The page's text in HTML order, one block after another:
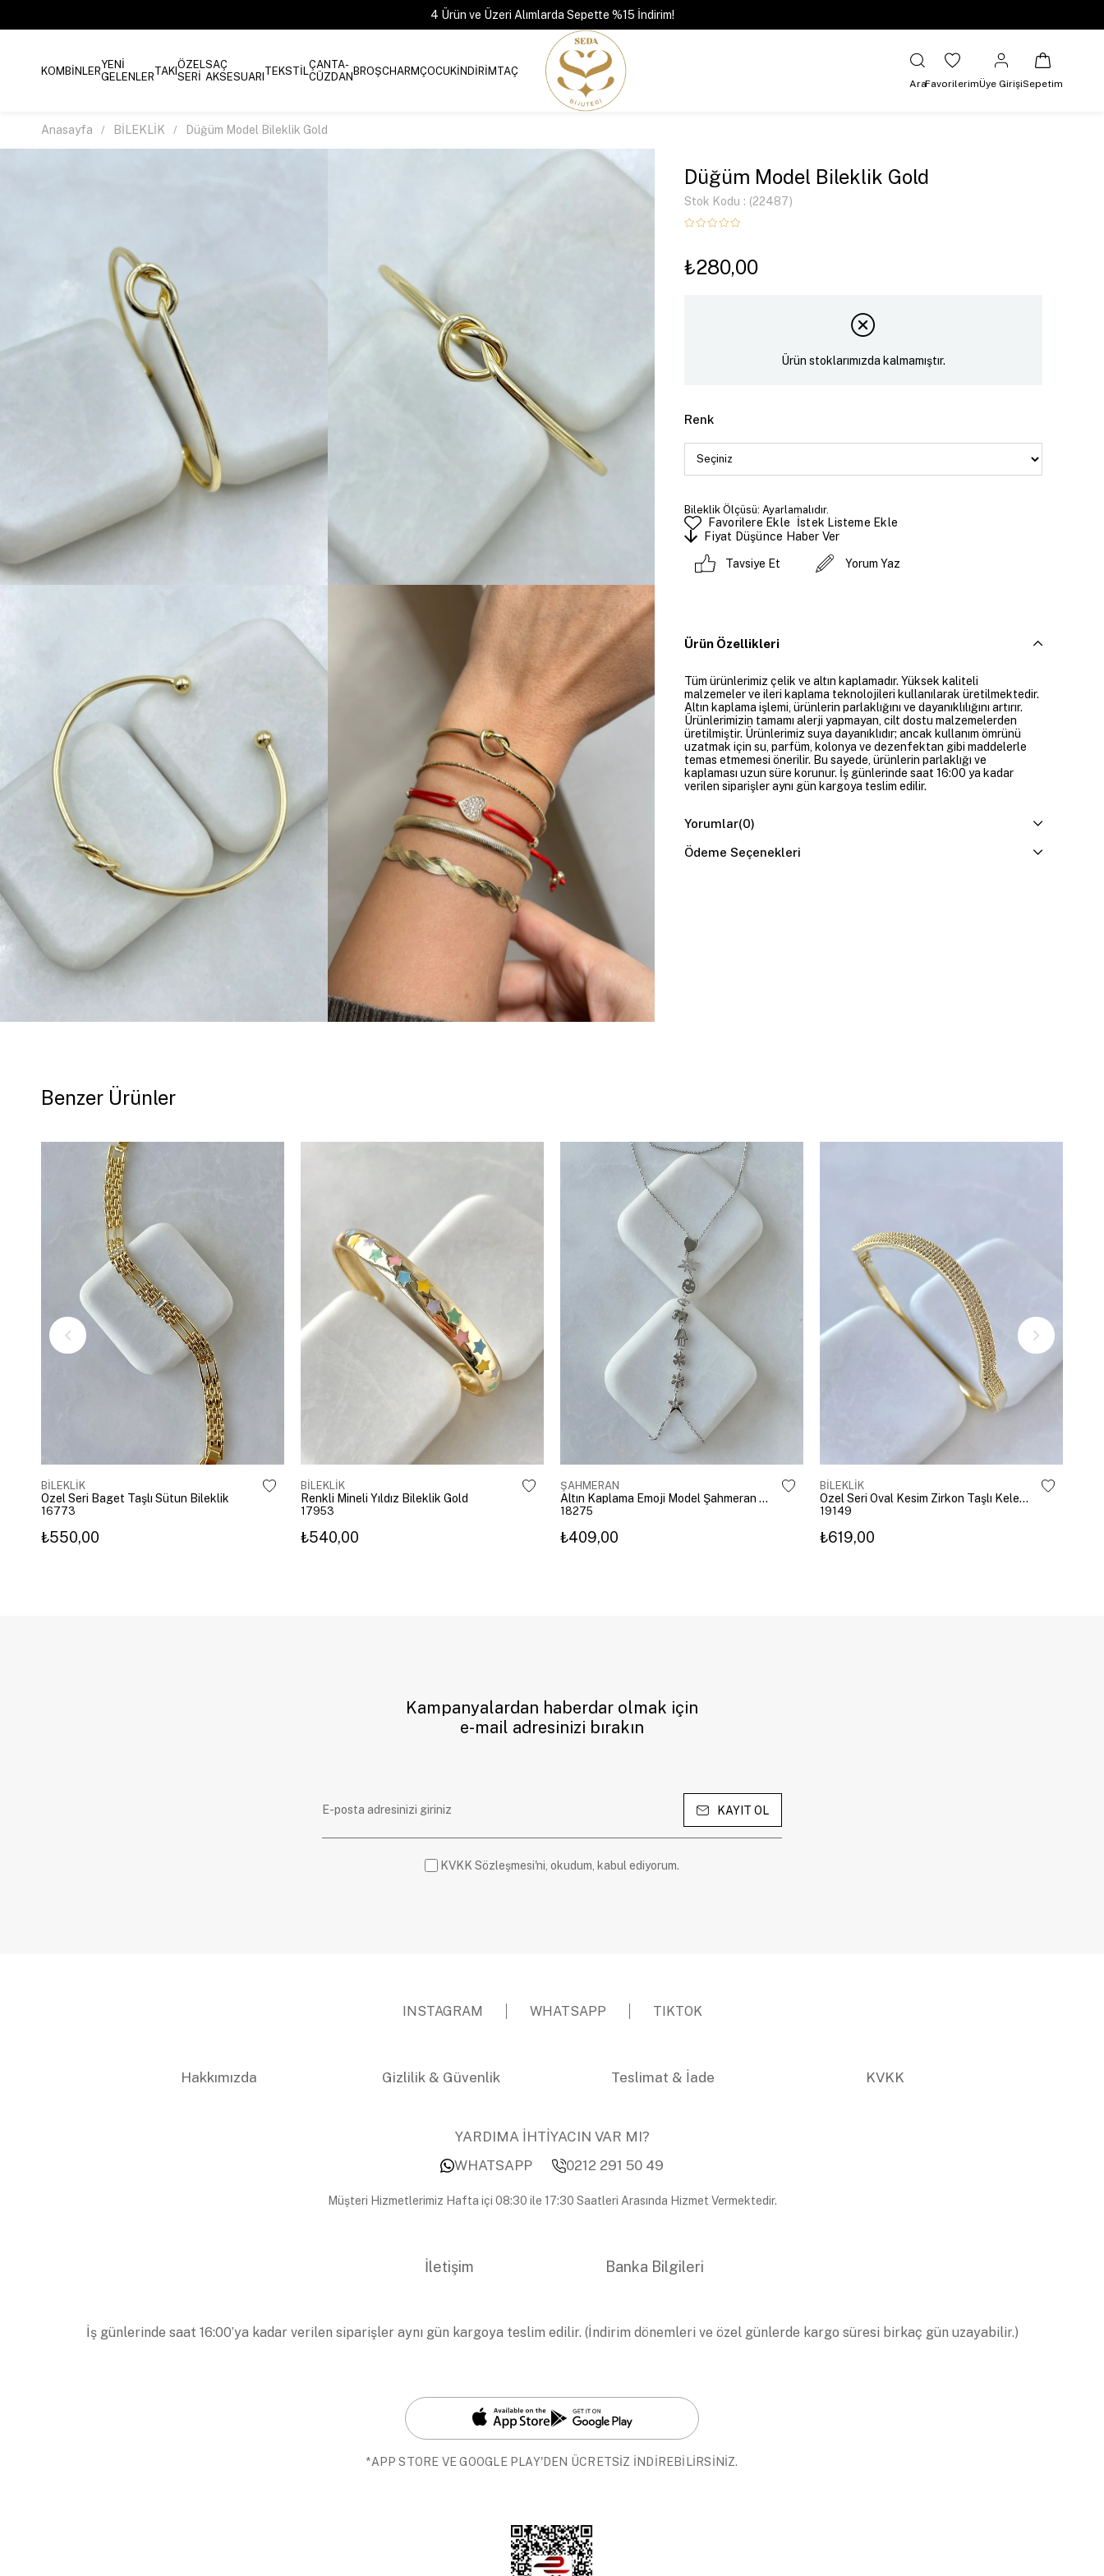
4 Ürün ve Üzeri Alımlarda Sepette %15 İndirim!
KOMBİNLERYENİ
GELENLERTAKIÖZEL
SERİ
SAÇ
AKSESUARI TEKSTİLÇANTA-
CÜZDANBROŞCHARMÇOCUKİNDİRİMTAÇ
AraFavorilerimÜye GirişiSepetim
Anasayfa BİLEKLİK Düğüm Model Bileklik Gold
Düğüm Model Bileklik Gold
Stok Kodu (22487)
₺280,00
Ürün stoklarımızda kalmamıştır.
Renk
Bileklik Ölçüsü: Ayarlamalıdır.
Favorilere Ekle
İstek Listeme Ekle
Fiyat Düşünce Haber Ver
Tavsiye Et Yorum Yaz
Ürün Özellikleri
Tüm ürünlerimiz çelik ve altın kaplamadır. Yüksek kaliteli
malzemeler ve ileri kaplama teknolojileri kullanılarak üretilmektedir.
Altın kaplama işlemi, ürünlerin parlaklığını ve dayanıklılığını artırır.
Ürünlerimizin tamamı alerji yapmayan, cilt dostu malzemelerden
üretilmiştir. Ürünlerimiz suya dayanıklıdır; ancak kullanım ömrünü
uzatmak için su, parfüm, kolonya ve dezenfektan gibi maddelerle
temas etmemesi önerilir. Bu sayede, ürünlerin parlaklığı ve
kaplaması uzun süre korunur. İş günlerinde saat 16:00 ya kadar
verilen siparişler aynı gün kargoya teslim edilir.
Yorumlar(0)
Ödeme Seçenekleri
Benzer Ürünler
BİLEKLİK
Özel Seri Baget Taşlı Sütun Bileklik
16773
₺550,00
BİLEKLİK
Renkli Mineli Yıldız Bileklik Gold
17953
₺540,00
ŞAHMERAN
Altın Kaplama Emoji Model Şahmeran Gümüş
18275
₺409,00
BİLEKLİK
Özel Seri Oval Kesim Zirkon Taşlı Kelepçe Gold
19149
₺619,00
Kampanyalardan haberdar olmak için
e-mail adresinizi bırakın
KAYIT OL
KVKK Sözleşmesi'ni, okudum, kabul ediyorum.
INSTAGRAM WHATSAPP TIKTOK
Hakkımızda Gizlilik & Güvenlik Teslimat & İade KVKK
YARDIMA İHTİYACIN VAR MI?
WHATSAPP
0212 291 50 49
Müşteri Hizmetlerimiz Hafta içi 08:30 ile 17:30 Saatleri Arasında Hizmet Vermektedir.
İletişim Banka Bilgileri
İş günlerinde saat 16:00’ya kadar verilen siparişler aynı gün kargoya teslim edilir. (İndirim dönemleri ve özel günlerde kargo süresi birkaç gün uzayabilir.)
*APP STORE VE GOOGLE PLAY'DEN ÜCRETSİZ İNDİREBİLİRSİNİZ.